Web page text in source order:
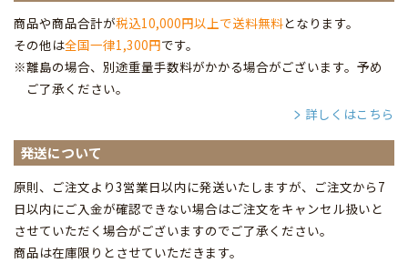
商品や商品合計が税込10,000円以上で送料無料となります。
その他は全国一律1,300円です。
※離島の場合、別途重量手数料がかかる場合がございます。予め
ご了承ください。
詳しくはこちら
発送について
原則、ご注文より3営業日以内に発送いたしますが、ご注文から7
日以内にご入金が確認できない場合はご注文をキャンセル扱いと
させていただく場合がございますのでご了承ください。
商品は在庫限りとさせていただきます。